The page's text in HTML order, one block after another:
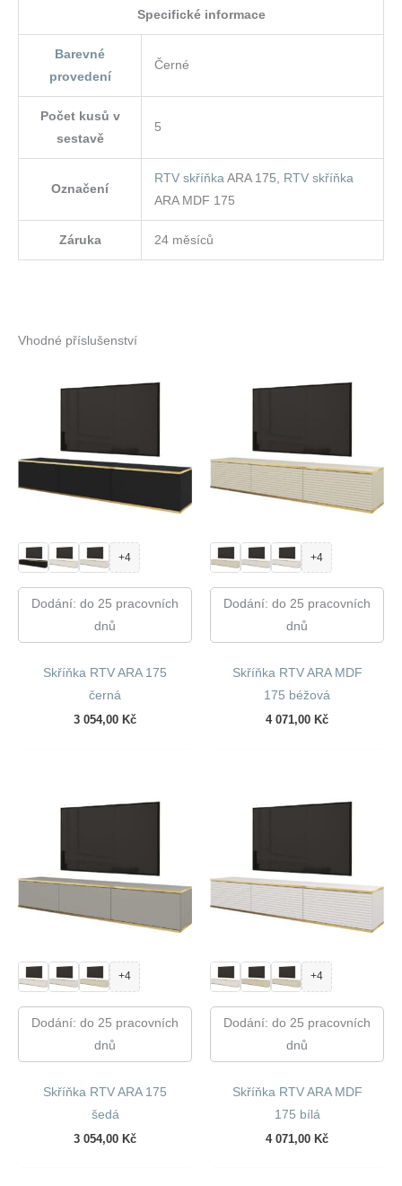
Specifické informace
Barevné
provedení
Černé
Počet kusů v
sestavě
5
Označení
RTV skříňkaARA 175, RTV skříňka
ARA MDF 175
Záruka 24 měsíců
Vhodné příslušenství
+4
Dodání: do 25 pracovních
dnů
Skříňka RTV ARA 175
černá
3 054,00 Kč
+4
Dodání: do 25 pracovních
dnů
Skříňka RTV ARA MDF
175 béžová
4 071,00 Kč
+4
Dodání: do 25 pracovních
dnů
Skříňka RTV ARA 175
šedá
3 054,00 Kč
+4
Dodání: do 25 pracovních
dnů
Skříňka RTV ARA MDF
175 bílá
4 071,00 Kč